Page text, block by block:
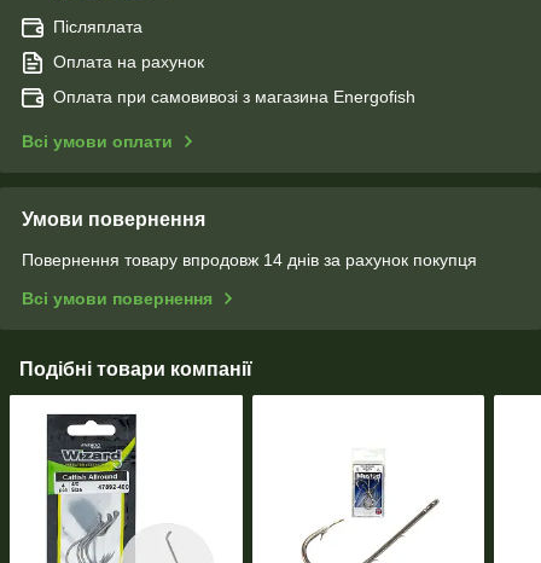
Післяплата
Оплата на рахунок
Оплата при самовивозі з магазина Energofish
Всі умови оплати
Умови повернення
Повернення товару впродовж 14 днів за рахунок покупця
Всі умови повернення
Подібні товари компанії